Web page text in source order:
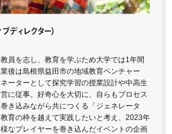
ブディレクター）
員を志し、教育を学ぶため大学では1年間
後は島根県益田市の地域教育ベンチャー
ーターとして探究学習の授業設計や中高生
に従事。好奇心を大切に、自らもプロセス
き込みながら共につくる「ジェネレータ
育の枠を越えて実践したいと考え、2023年
なプレイヤーを巻き込んだイベントの企画